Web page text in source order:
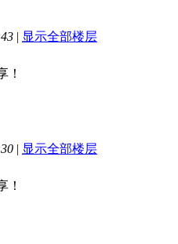
| 显示全部楼层
！
| 显示全部楼层
！